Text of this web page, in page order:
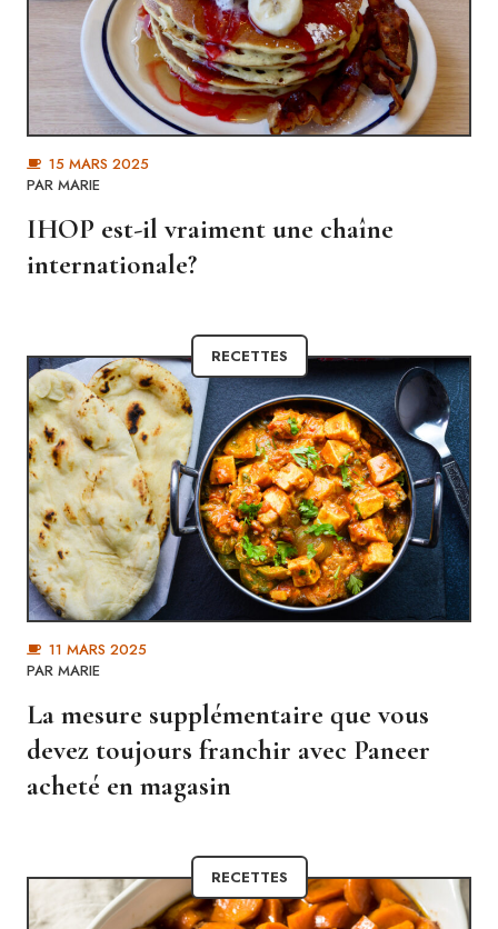
15 MARS 2025
PAR MARIE
IHOP est-il vraiment une chaîne
internationale?
RECETTES
11 MARS 2025
PAR MARIE
La mesure supplémentaire que vous
devez toujours franchir avec Paneer
acheté en magasin
RECETTES